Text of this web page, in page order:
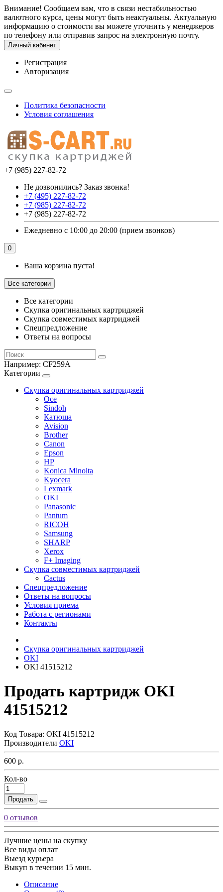
Внимание! Сообщаем вам, что в связи нестабильностью
валютного курса, цены могут быть неактуальны. Актуальную
информацию о стоимости вы можете уточнить у менеджеров
по телефону или отправив запрос на электронную почту.
Личный кабинет
Регистрация
Авторизация
Политика безопасности
Условия соглашения
+7 (985) 227-82-72
Не дозвонились? Заказ звонка!
+7 (495) 227-82-72
+7 (985) 227-82-72
+7 (985) 227-82-72
Ежедневно с 10:00 до 20:00 (прием звонков)
0
Ваша корзина пуста!
Все категории
Все категории
Скупка оригинальных картриджей
Скупка совместимых картриджей
Спецпредложение
Ответы на вопросы
Например: CF259A
Категории
Скупка оригинальных картриджей
Oce
Sindoh
Катюша
Avision
Brother
Canon
Epson
HP
Konica Minolta
Kyocera
Lexmark
OKI
Panasonic
Pantum
RICOH
Samsung
SHARP
Xerox
F+ Imaging
Скупка совместимых картриджей
Cactus
Спецпредложение
Ответы на вопросы
Условия приема
Работа с регионами
Контакты
Скупка оригинальных картриджей
OKI
OKI 41515212
Продать картридж OKI
41515212
Код Товара: OKI 41515212
Производители OKI
600 р.
Кол-во
Продать
0 отзывов
Лучшие цены на скупку
Все виды оплат
Выезд курьера
Выкуп в течении 15 мин.
Описание